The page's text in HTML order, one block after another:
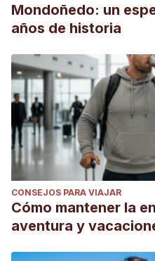
Mondoñedo: un
años de historia
CONSEJOS PARA VIAJAR
Cómo mantener la
aventura y